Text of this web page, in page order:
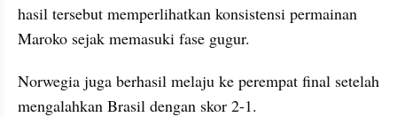
hasil tersebut memperlihatkan konsistensi permainan
Maroko sejak memasuki fase gugur.
Norwegia juga berhasil melaju ke perempat final setelah
mengalahkan Brasil dengan skor 2-1.